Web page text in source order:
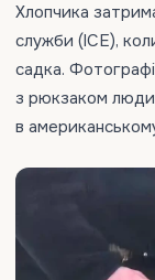
Хлопчика
служби (ICE),
садка.
з рюкзаком
в американському